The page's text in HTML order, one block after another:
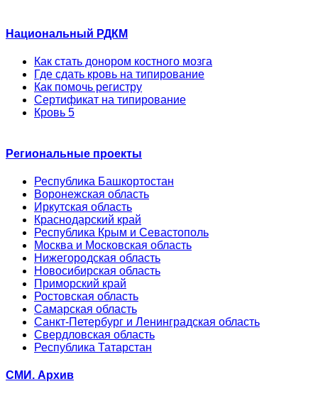
Национальный РДКМ
Как стать донором костного мозга
Где сдать кровь на типирование
Как помочь регистру
Сертификат на типирование
Кровь 5
Региональные проекты
Республика Башкортостан
Воронежская область
Иркутская область
Краснодарский край
Республика Крым и Севастополь
Москва и Московская область
Нижегородская область
Новосибирская область
Приморский край
Ростовская область
Самарская область
Санкт-Петербург и Ленинградская область
Свердловская область
Республика Татарстан
СМИ. Архив